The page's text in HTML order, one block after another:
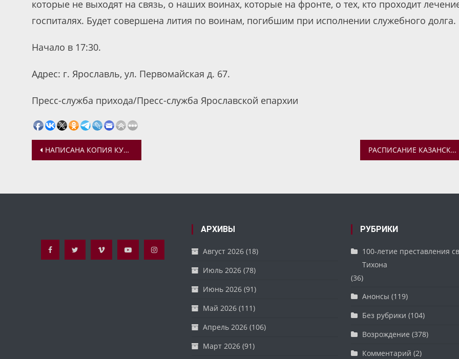
которые не выходят на связь, о наших воинах, которые на фронте, о тех, кто проходит
госпиталях. Будет совершена лития по воинам, погибшим при исполнении служебного долга.
Начало в 17:30.
Адрес: г. Ярославль, ул. Первомайская д. 67.
Пресс-служба прихода/Пресс-служба Ярославской епархии
Навигация
записям
НАПИСАНА КОПИЯ КУРБСКОЙ КАЗАНСКОЙ ИКОНЫ БОЖИЕЙ МАТЕРИ РАСПИСАНИЕ КАЗАНСКОГО КРЕСТНОГО ХОДА С 13 ПО 14 ИЮНЯ
АРХИВЫ
Август 2026(18)
Июль 2026(78)
Июнь 2026(91)
Май 2026(111)
Апрель 2026(106)
Март 2026(91)
РУБРИКИ
100-летие преставления
Тихона
(36)
Анонсы (119)
Без рубрики (104)
Возрождение (378)
Комментарий (2)